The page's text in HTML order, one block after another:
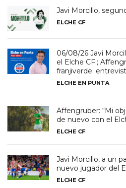
Javi Morcillo,
ELCHE CF
06/08/26 Javi
el Elche CF.;
franjiverde;
ELCHE EN PUNTA
Affengruber: “Mi
de nuevo con el
ELCHE CF
Javi Morcillo, a un
nuevo jugador del
ELCHE CF